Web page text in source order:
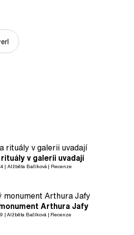
v galerii uvadají
Alžběta Bačíková Recenze
Arthura Jafy
Alžběta Bačíková Recenze